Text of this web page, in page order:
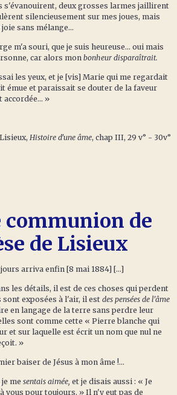
s'évanouirent, deux grosses larmes jaillirent
silencieusement sur mes joues, mais
sans mélange...
m'a souri, que je suis heureuse... oui mais
car alors mon bonheur disparaîtrait.
les yeux, et je [vis] Marie qui me regardait
émue et paraissait se douter de la faveur
accordée... »
Histoire d'une âme, chap III, 29 v° - 30v°
communion de
de Lisieux
arriva enfin [8 mai 1884] [...]
les détails, il est de ces choses qui perdent
exposées à l'air, il est des pensées de l'âme
en langage de la terre sans perdre leur
sont comme cette « Pierre blanche qui
et sur laquelle est écrit un nom que nul ne
»
baiser de Jésus à mon âme !...
je me sentais aimée, et je disais aussi : « Je
vous pour toujours. » Il n'y eut pas de